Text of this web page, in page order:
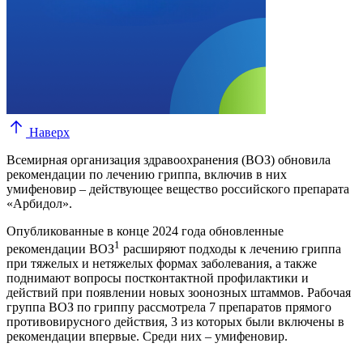
Наверх
Всемирная организация здравоохранения (ВОЗ) обновила
рекомендации по лечению гриппа, включив в них
умифеновир – действующее вещество российского препарата
«Арбидол».
Опубликованные в конце 2024 года обновленные
рекомендации ВОЗ1 расширяют подходы к лечению гриппа
при тяжелых и нетяжелых формах заболевания, а также
поднимают вопросы постконтактной профилактики и
действий при появлении новых зоонозных штаммов. Рабочая
группа ВОЗ по гриппу рассмотрела 7 препаратов прямого
противовирусного действия, 3 из которых были включены в
рекомендации впервые. Среди них – умифеновир.